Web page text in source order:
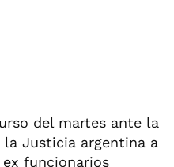
del martes ante la
la Justicia argentina a
funcionarios